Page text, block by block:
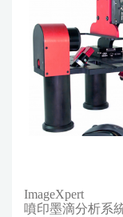
ImageXpert
噴印墨滴分析系